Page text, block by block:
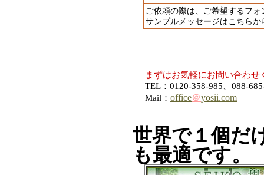
ご依頼の際は、ご希望するフ
サンプルメッセージはこちらか
まずはお気軽にお問い合わせ
TEL：0120-358-985、088-
Mail： office＠yosii.com
世界で１個だ
も最適です。